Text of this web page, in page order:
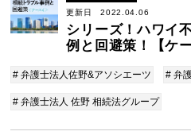
更新日 2022.04.06
シリーズ！ハワイ
例と回避策！【ケー
# 弁護士法人佐野&アソシエーツ # 弁
# 弁護士法人 佐野 相続法グループ